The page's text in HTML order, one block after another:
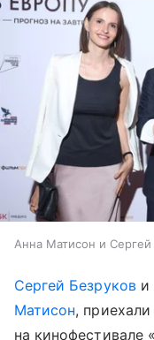
Анна Матисон и
Сергей Безрукови
Матисон,
на кинофестивале